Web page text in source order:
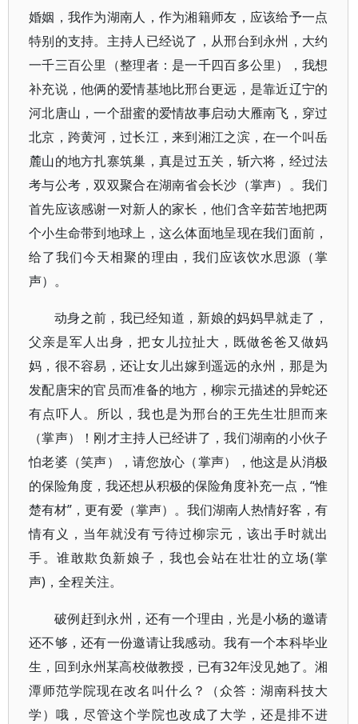
婚姻，我作为湖南人，作为湘籍师友，应该给予一点
特别的支持。主持人已经说了，从邢台到永州，大约
一千三百公里（整理者：是一千四百多公里），我想
补充说，他俩的爱情基地比邢台更远，是靠近辽宁的
河北唐山，一个甜蜜的爱情故事启动大雁南飞，穿过
北京，跨黄河，过长江，来到湘江之滨，在一个叫岳
麓山的地方扎寨筑巢，真是过五关，斩六将，经过法
考与公考，双双聚合在湖南省会长沙（掌声）。我们
首先应该感谢一对新人的家长，他们含辛茹苦地把两
个小生命带到地球上，这么体面地呈现在我们面前，
给了我们今天相聚的理由，我们应该饮水思源（掌
声）。
动身之前，我已经知道，新娘的妈妈早就走了，
父亲是军人出身，把女儿拉扯大，既做爸爸又做妈
妈，很不容易，还让女儿出嫁到遥远的永州，那是为
发配唐宋的官员而准备的地方，柳宗元描述的异蛇还
有点吓人。所以，我也是为邢台的王先生壮胆而来
（掌声）！刚才主持人已经讲了，我们湖南的小伙子
怕老婆（笑声），请您放心（掌声），他这是从消极
的保险角度，我还想从积极的保险角度补充一点，“惟
楚有材”，更有爱（掌声）。我们湖南人热情好客，有
情有义，当年就没有亏待过柳宗元，该出手时就出
手。谁敢欺负新娘子，我也会站在壮壮的立场(掌
声)，全程关注。
破例赶到永州，还有一个理由，光是小杨的邀请
还不够，还有一份邀请让我感动。我有一个本科毕业
生，回到永州某高校做教授，已有32年没见她了。湘
潭师范学院现在改名叫什么？（众答：湖南科技大
学）哦，尽管这个学院也改成了大学，还是排不进